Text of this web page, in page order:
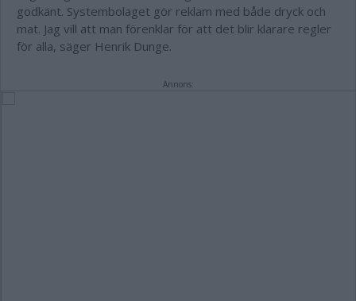
godkänt. Systembolaget gör reklam med både dryck och
mat. Jag vill att man förenklar för att det blir klarare regler
för alla, säger Henrik Dunge.
Annons: